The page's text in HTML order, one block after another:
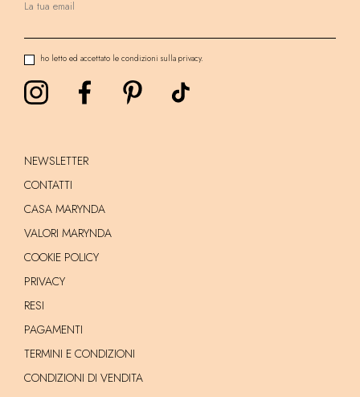
ho letto ed accettato le condizioni sulla privacy.
NEWSLETTER
CONTATTI
CASA MARYNDA
VALORI MARYNDA
COOKIE POLICY
PRIVACY
RESI
PAGAMENTI
TERMINI E CONDIZIONI
CONDIZIONI DI VENDITA